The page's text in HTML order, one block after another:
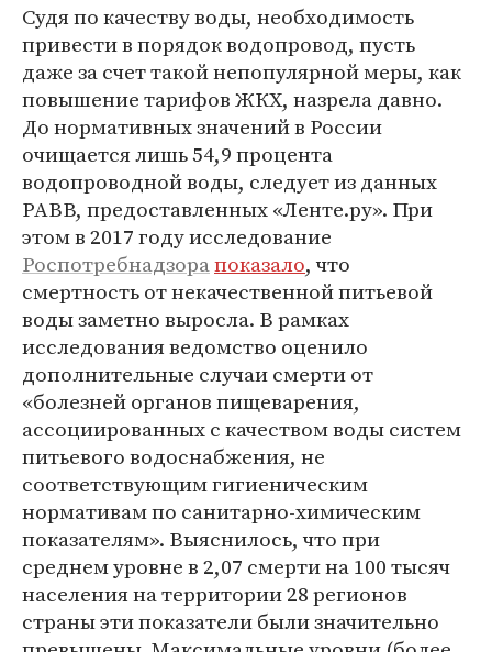
Судя по качеству воды, необходимость
привести в порядок водопровод, пусть
даже за счет такой непопулярной меры, как
повышение тарифов ЖКХ, назрела давно.
До нормативных значений в России
очищается лишь 54,9 процента
водопроводной воды, следует из данных
РАВВ, предоставленных «Ленте.ру». При
этом в 2017 году исследование
Роспотребнадзорапоказало, что
смертность от некачественной питьевой
воды заметно выросла. В рамках
исследования ведомство оценило
дополнительные случаи смерти от
«болезней органов пищеварения,
ассоциированных с качеством воды систем
питьевого водоснабжения, не
соответствующим гигиеническим
нормативам по санитарно-химическим
показателям». Выяснилось, что при
среднем уровне в 2,07 смерти на 100 тысяч
населения на территории 28 регионов
страны эти показатели были значительно